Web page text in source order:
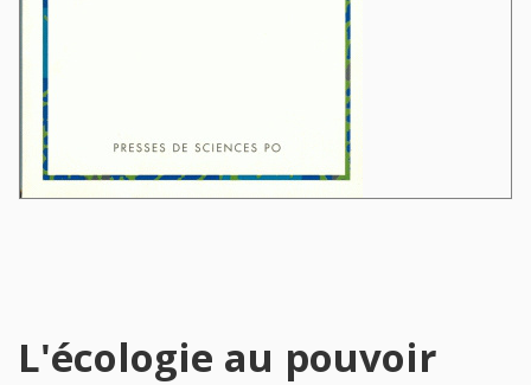
L'écologie au pouvoir